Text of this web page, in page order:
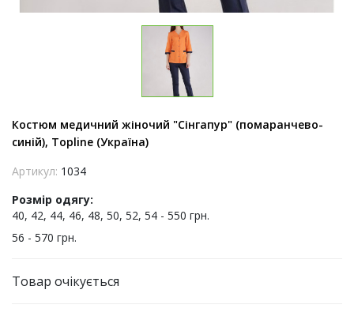
Костюм медичний жіночий "Сінгапур" (помаранчево-
синій), Topline (Україна)
Артикул: 1034
Розмір одягу:
40, 42, 44, 46, 48, 50, 52, 54 - 550 грн.
56 - 570 грн.
Товар очікується